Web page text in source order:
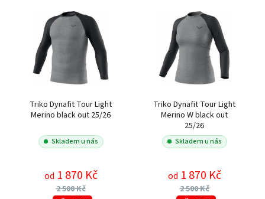
Triko Dynafit Tour Light
Merino black out 25/26
Skladem u nás
od 1 870 Kč
2 500 Kč
Triko Dynafit Tour Light
Merino W black out
25/26
Skladem u nás
od 1 870 Kč
2 500 Kč